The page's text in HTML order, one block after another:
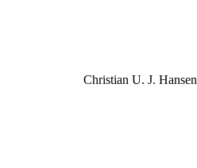
Christian U. J.